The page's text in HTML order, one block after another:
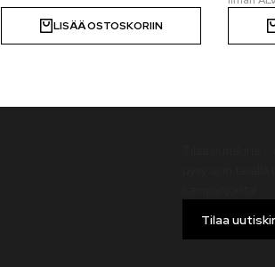
LISÄÄ OSTOSKORIIN
Tilaa